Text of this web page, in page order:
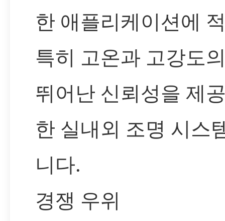
한 애플리케이션에
특히 고온과 고강도
뛰어난 신뢰성을 제
한 실내외 조명 시스
니다.
경쟁 우위